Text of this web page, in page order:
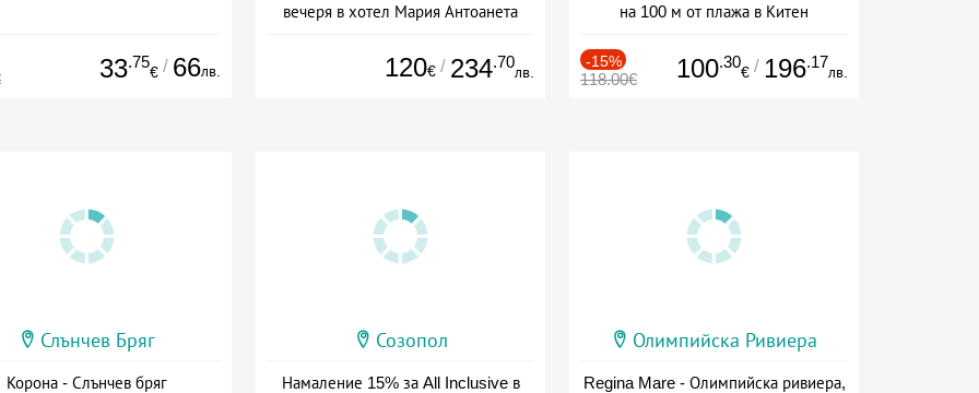
33.75
€ / 66лв.
вечеря в хотел Мария Антоанета
120€ / 234.70
лв.
на 100 м от плажа в Китен
-15%
118.00€ 100.30
€ / 196.17
лв.
Слънчев Бряг
Корона - Слънчев бряг
Созопол
Намаление 15% за All Inclusive в
Олимпийска Ривиера
Regina Mare - Олимпийска ривиера,